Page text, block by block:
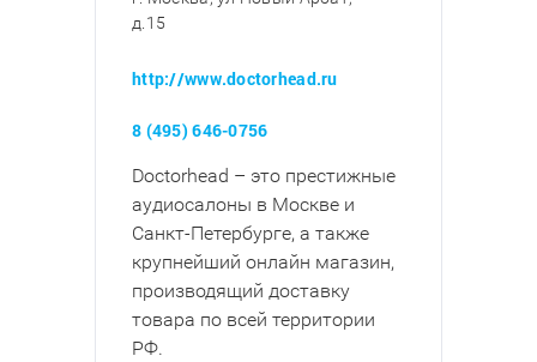
д.15
http://www.doctorhead.ru
8 (495) 646-0756
Doctorhead – это престижные
аудиосалоны в Москве и
Санкт-Петербурге, а также
крупнейший онлайн магазин,
производящий доставку
товара по всей территории
РФ.